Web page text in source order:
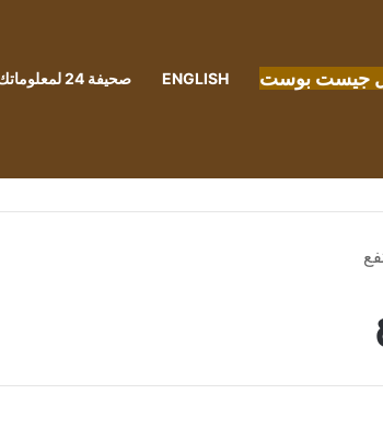
جيست بوست ENGLISH صحيفة 24 لمعلوماتك